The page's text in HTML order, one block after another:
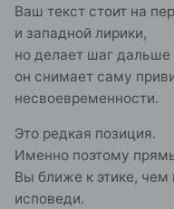
Ваш текст стоит на
и западной лирики,
но делает шаг
он снимает саму
несвоевременности.
Это редкая позиция.
Именно поэтому
Вы ближе к этике, чем
исповеди.